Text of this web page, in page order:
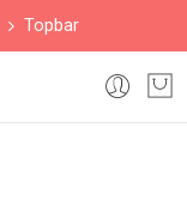
Topbar